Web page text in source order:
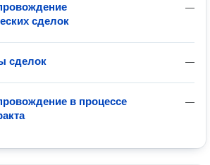
—
сделок
—
сделок
—
в процессе